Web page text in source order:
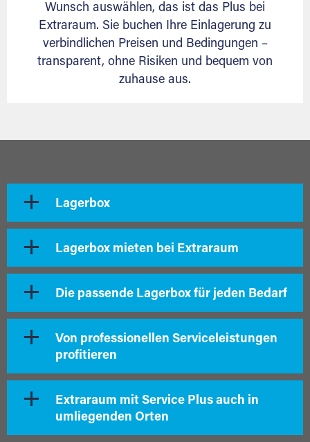
Wunsch auswählen, das ist das Plus bei
Extraraum. Sie buchen Ihre Einlagerung zu
verbindlichen Preisen und Bedingungen –
transparent, ohne Risiken und bequem von
zuhause aus.
Lagerbox
Lagerbox mieten bei Extraraum
Die passende Lagerbox für jeden Bedarf
Von professionellen Serviceleistungen
profitieren
Extraraum mit Service Plus auch in
umliegenden Orten